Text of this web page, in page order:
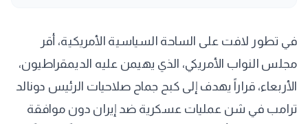
في تطور لافت على الساحة السياسية الأمريكية، أقر
مجلس النواب الأمريكي، الذي يهيمن عليه الديمقراطيون،
الأربعاء، قراراً يهدف إلى كبح جماح صلاحيات الرئيس دونالد
ترامب في شن عمليات عسكرية ضد إيران دون موافقة